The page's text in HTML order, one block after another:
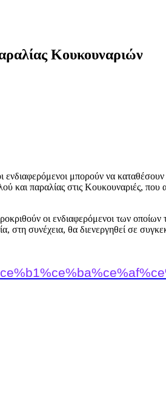
Κουκουναριών
μπορούν να
και παραλίας στις Κουκουναριές,
οι ενδιαφερόμενοι των οποίων
στη συνέχεια, θα διενεργηθεί σε